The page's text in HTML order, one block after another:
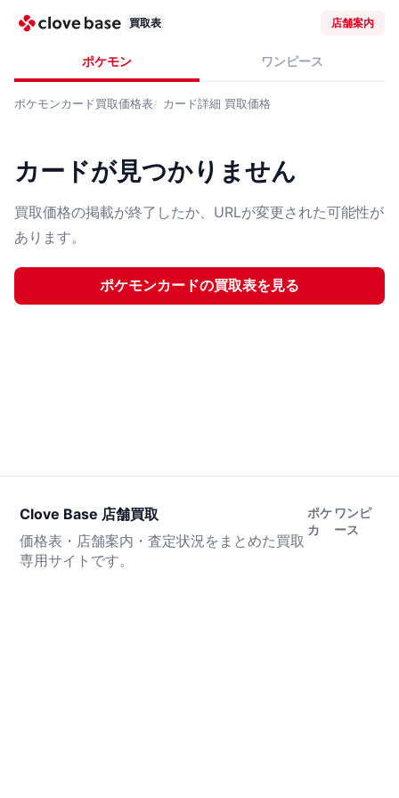
買取表 店舗案内
ポケモン ワンピース
ポケモンカード買取価格表 カード詳細 買取価格
カードが見つかりません
買取価格の掲載が終了したか、URLが変更された可能性が
あります。
ポケモンカードの買取表を見る
Clove Base 店舗買取
価格表・店舗案内・査定状況をまとめた買取
専用サイトです。
ポケ
カ
ワンピ
ース